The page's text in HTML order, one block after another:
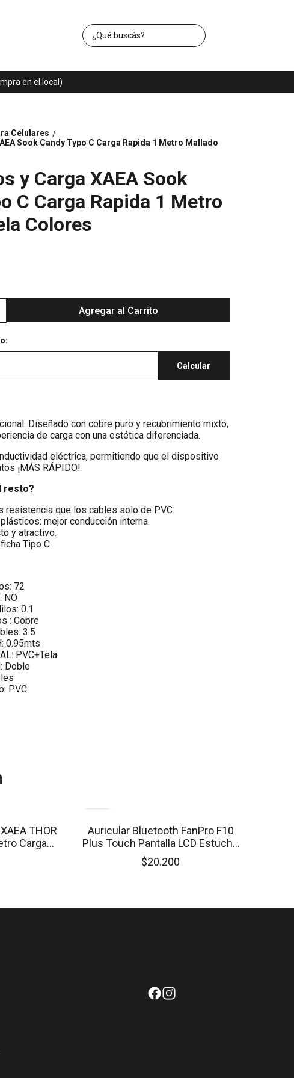
en el local)
Celulares /
Sook Candy Typo C Carga Rapida 1 Metro Mallado
y Carga XAEA Sook
C Carga Rapida 1 Metro
Colores
Agregar al Carrito
Calcular
Diseñado con cobre puro y recubrimiento mixto,
de carga con una estética diferenciada.
eléctrica, permitiendo que el dispositivo
¡MÁS RÁPIDO!
resto?
resistencia que los cables solo de PVC.
mejor conducción interna.
y atractivo.
Tipo C
72
NO
0.1
: Cobre
3.5
0.95mts
PVC+Tela
Doble
PVC
THOR
Carga
Auricular Bluetooth FanPro F10
Plus Touch Pantalla LCD Estuche
POWERBANK Tapa Deslizable
$20.200